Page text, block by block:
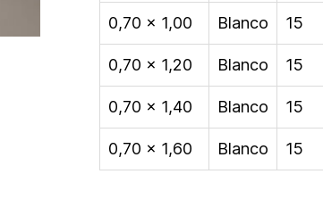
0,70 x 1,00 Blanco 15
0,70 x 1,20 Blanco 15
0,70 x 1,40 Blanco 15
0,70 x 1,60 Blanco 15